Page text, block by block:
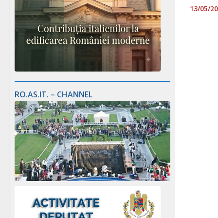
13/05/
RO.AS.IT. – CHANNEL